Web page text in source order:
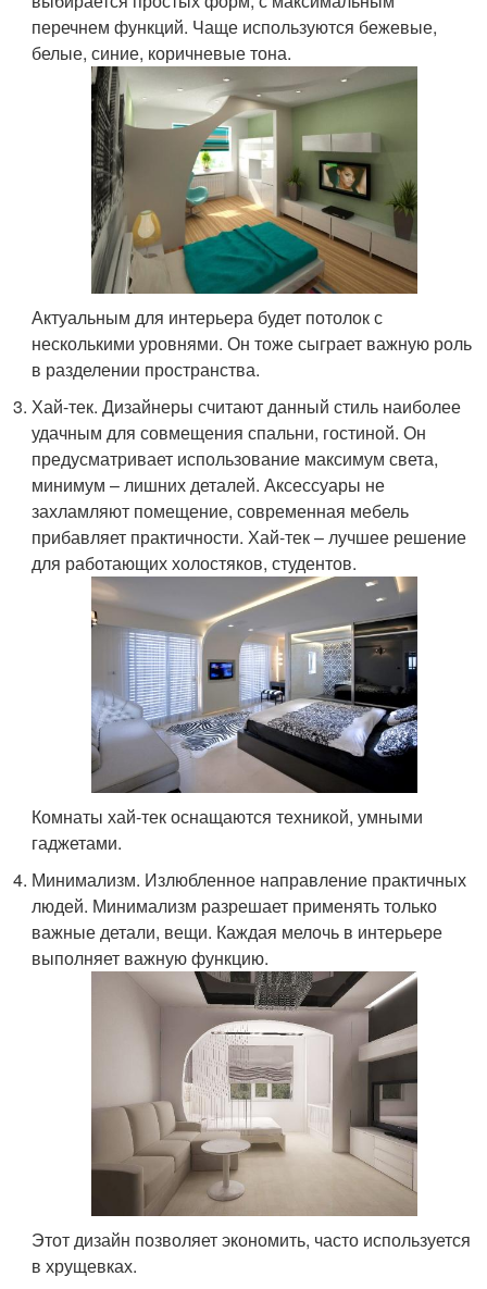
перечнем функций. Чаще используются бежевые,
белые, синие, коричневые тона.
Актуальным для интерьера будет потолок с
несколькими уровнями. Он тоже сыграет важную роль
в разделении пространства.
Хай-тек. Дизайнеры считают данный стиль наиболее
удачным для совмещения спальни, гостиной. Он
предусматривает использование максимум света,
минимум – лишних деталей. Аксессуары не
захламляют помещение, современная мебель
прибавляет практичности. Хай-тек – лучшее решение
для работающих холостяков, студентов.
Комнаты хай-тек оснащаются техникой, умными
гаджетами.
Минимализм. Излюбленное направление практичных
людей. Минимализм разрешает применять только
важные детали, вещи. Каждая мелочь в интерьере
выполняет важную функцию.
Этот дизайн позволяет экономить, часто используется
в хрущевках.